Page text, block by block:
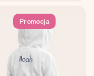
Promocja